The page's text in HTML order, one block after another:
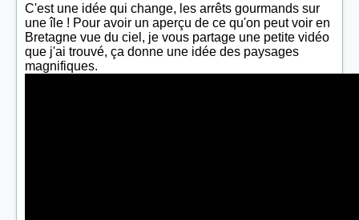
C'est une idée qui change, les arrêts gourmands sur
une île ! Pour avoir un aperçu de ce qu'on peut voir en
Bretagne vue du ciel, je vous partage une petite vidéo
que j'ai trouvé, ça donne une idée des paysages
magnifiques.